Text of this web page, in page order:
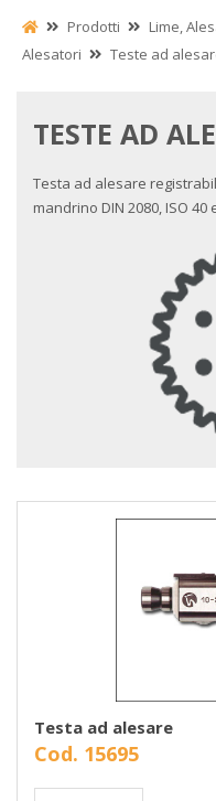
Prodotti
Lime,
Alesatori
Teste ad
TESTE AD
Testa ad alesare
mandrino DIN 2080, ISO
Testa ad alesare
Cod. 15695